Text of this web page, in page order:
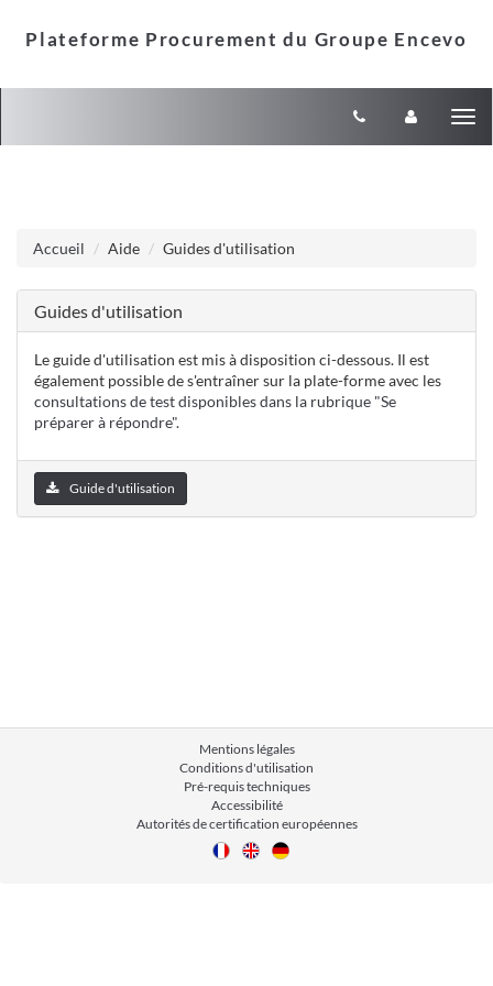
Accueil Aide Guides d'utilisation
Guides d'utilisation
Le guide d'utilisation est mis à disposition ci-dessous. Il est
également possible de s'entraîner sur la plate-forme avec les
consultations de test disponibles dans la rubrique "Se
préparer à répondre".
Guide d'utilisation
Mentions légales
Conditions d'utilisation
Pré-requis techniques
Accessibilité
Autorités de certification européennes